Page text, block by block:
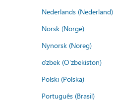
Nederlands (Nederland)
Norsk (Norge)
Nynorsk (Noreg)
o'zbek (O'zbekiston)
Polski (Polska)
Português (Brasil)